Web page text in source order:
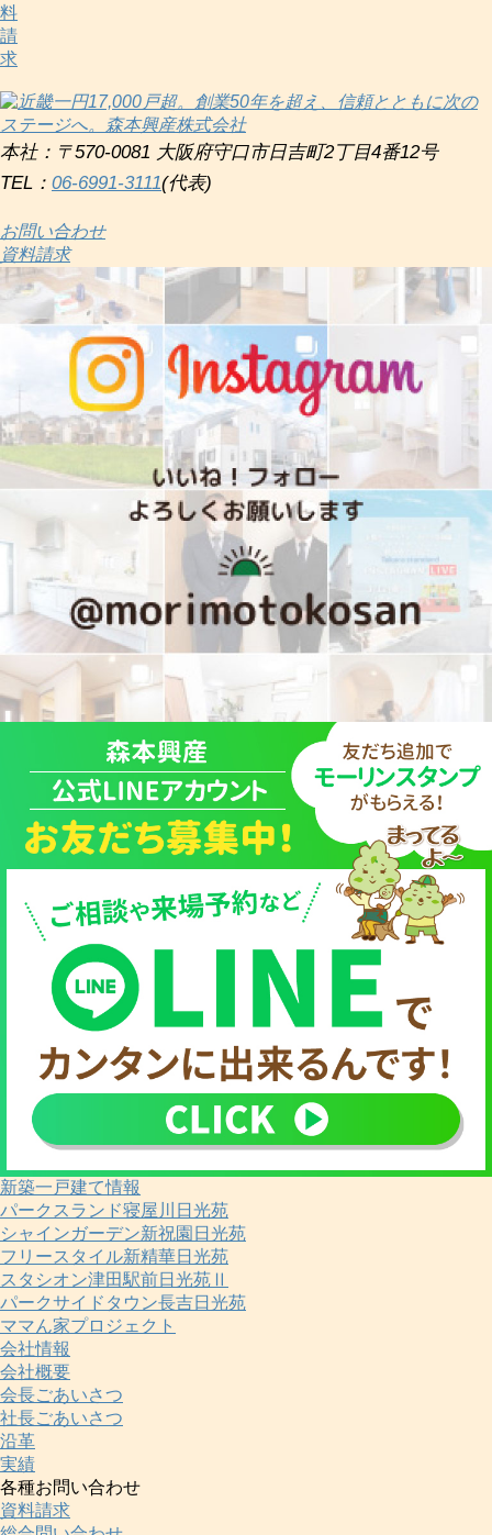
料
請
求
本社：〒570-0081 大阪府守口市日吉町2丁目4番12号
TEL： 06-6991-3111(代表)
お問い合わせ
資料請求
新築一戸建て情報
パークスランド寝屋川日光苑
シャインガーデン新祝園日光苑
フリースタイル新精華日光苑
スタシオン津田駅前日光苑Ⅱ
パークサイドタウン長吉日光苑
ママん家プロジェクト
会社情報
会社概要
会長ごあいさつ
社長ごあいさつ
沿革
実績
各種お問い合わせ
資料請求